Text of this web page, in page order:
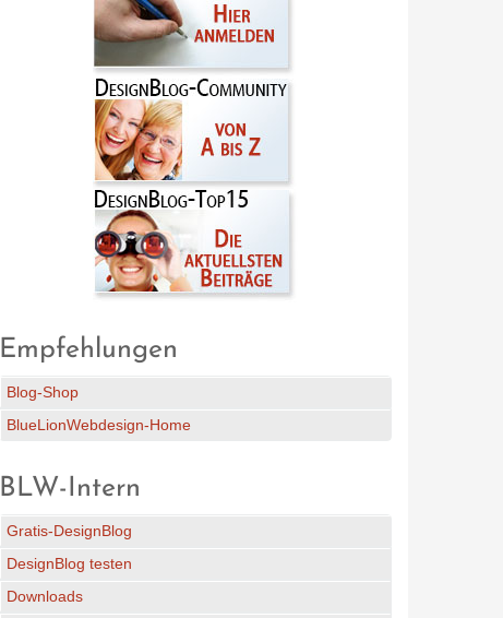
Empfehlungen
Blog-Shop
BlueLionWebdesign-Home
BLW-Intern
Gratis-DesignBlog
DesignBlog testen
Downloads